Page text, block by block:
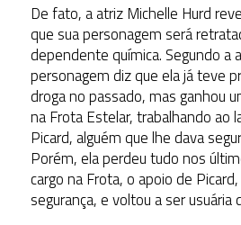
De fato, a atriz Michelle Hurd
que sua personagem será
dependente química. Segundo a
personagem diz que ela já teve
droga no passado, mas ganhou
na Frota Estelar, trabalhando ao
Picard, alguém que lhe dava
Porém, ela perdeu tudo nos
cargo na Frota, o apoio de
segurança, e voltou a ser usuária